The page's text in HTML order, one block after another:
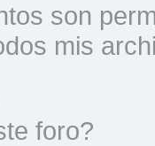
son
mis
foro?